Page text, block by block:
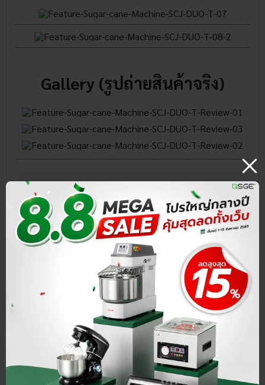
Gallery (รูปถ่ายสินค้าจริง)
ติดต่อเรา
ลูกค้าสามารถนัดหมายเพื่อเข้าชมหรือทดลองสินค้า เครื่องซีล
สูญญากาศ หม้อทอดน้ำน้ำมัน เครื่องล้างผัก และสินค้าอื่นๆ